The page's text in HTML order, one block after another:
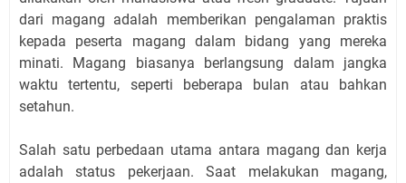
dari magang adalah memberikan pengalaman praktis
kepada peserta magang dalam bidang yang mereka
minati. Magang biasanya berlangsung dalam jangka
waktu tertentu, seperti beberapa bulan atau bahkan
setahun.
Salah satu perbedaan utama antara magang dan kerja
adalah status pekerjaan. Saat melakukan magang,